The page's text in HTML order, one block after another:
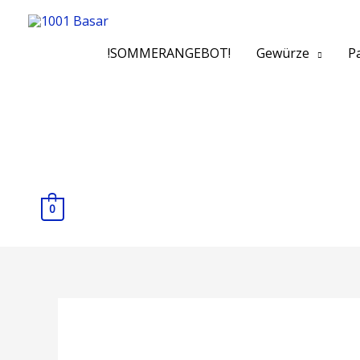
!SOMMERANGEBOT! Gewürze
0